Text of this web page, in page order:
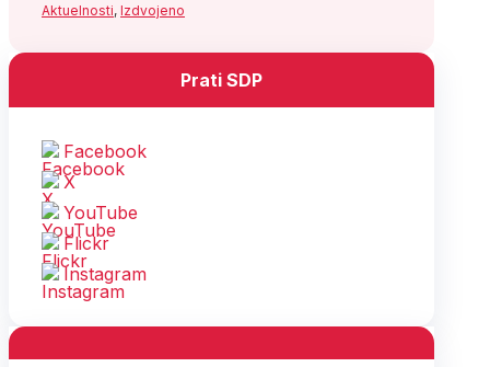
Aktuelnosti, Izdvojeno
Prati SDP
Facebook
X
YouTube
Flickr
Instagram